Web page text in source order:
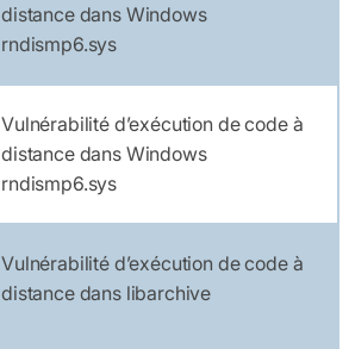
distance dans Windows
rndismp6.sys
Vulnérabilité d’exécution de code à
distance dans Windows
rndismp6.sys
Vulnérabilité d’exécution de code à
distance dans libarchive